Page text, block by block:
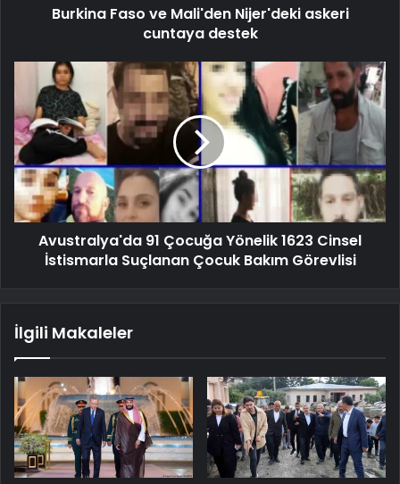
Burkina Faso ve Mali'den Nijer'deki askeri
cuntaya destek
Avustralya'da 91 Çocuğa Yönelik 1623 Cinsel
İstismarla Suçlanan Çocuk Bakım Görevlisi
İlgili Makaleler